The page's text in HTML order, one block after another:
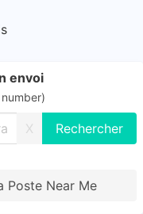
envoi
X
Poste Near Me